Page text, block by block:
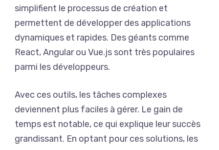
simplifient le processus de création et
permettent de développer des applications
dynamiques et rapides. Des géants comme
React, Angular ou Vue.js sont très populaires
parmi les développeurs.
Avec ces outils, les tâches complexes
deviennent plus faciles à gérer. Le gain de
temps est notable, ce qui explique leur succès
grandissant. En optant pour ces solutions, les